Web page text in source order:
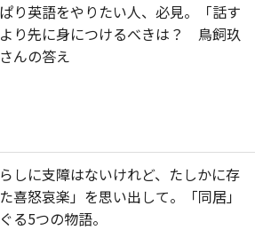
り英語をやりたい人、必見。「話す
り先に身につけるべきは？ 鳥飼玖
んの答え
らしに支障はないけれど、たしかに存
喜怒哀楽」を思い出して。「同居」
る5つの物語。